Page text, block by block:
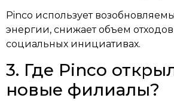
Pinco использует
энергии, снижает объем отходов
социальных инициативах.
3. Где Pinco
новые филиалы?